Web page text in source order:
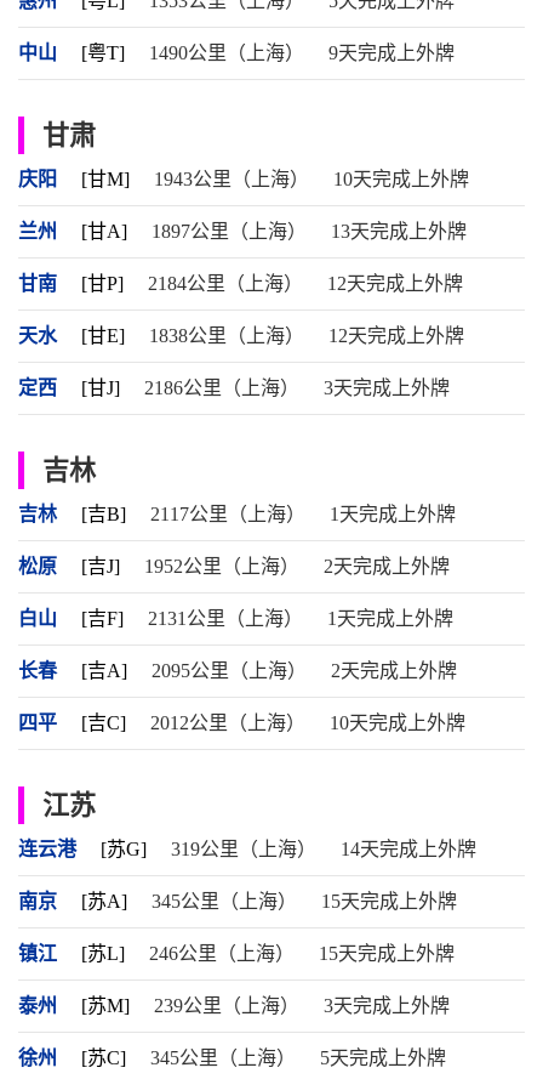
中山 [粤T] 1490公里（上海） 9天完成上外牌
甘肃
庆阳 [甘M] 1943公里（上海） 10天完成上外牌
兰州 [甘A] 1897公里（上海） 13天完成上外牌
甘南 [甘P] 2184公里（上海） 12天完成上外牌
天水 [甘E] 1838公里（上海） 12天完成上外牌
定西 [甘J] 2186公里（上海） 3天完成上外牌
吉林
吉林 [吉B] 2117公里（上海） 1天完成上外牌
松原 [吉J] 1952公里（上海） 2天完成上外牌
白山 [吉F] 2131公里（上海） 1天完成上外牌
长春 [吉A] 2095公里（上海） 2天完成上外牌
四平 [吉C] 2012公里（上海） 10天完成上外牌
江苏
连云港 [苏G] 319公里（上海） 14天完成上外牌
南京 [苏A] 345公里（上海） 15天完成上外牌
镇江 [苏L] 246公里（上海） 15天完成上外牌
泰州 [苏M] 239公里（上海） 3天完成上外牌
徐州 [苏C] 345公里（上海） 5天完成上外牌